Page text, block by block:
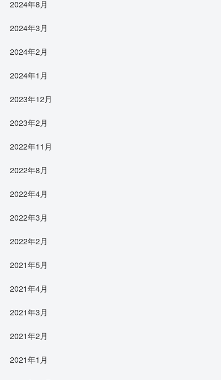
2024年8月
2024年3月
2024年2月
2024年1月
2023年12月
2023年2月
2022年11月
2022年8月
2022年4月
2022年3月
2022年2月
2021年5月
2021年4月
2021年3月
2021年2月
2021年1月